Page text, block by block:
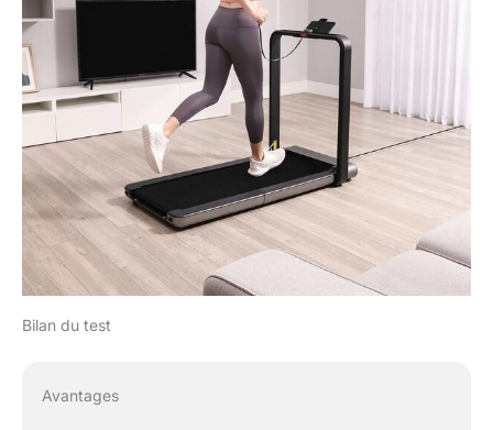
pouvez définir la vitesse
de démarrage du tapis
X21 et mettre en place
une sécurité enfants
pour éviter les accidents.
Bilan du test
Avantages